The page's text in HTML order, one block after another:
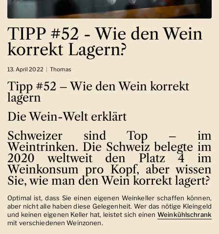
TIPP #52 - Wie den Wein
korrekt Lagern?
13. April 2022 Thomas
Tipp #52 – Wie den Wein korrekt
lagern
Die Wein-Welt erklärt
Schweizer sind Top – im
Weintrinken. Die Schweiz belegte im
2020 weltweit den Platz 4 im
Weinkonsum pro Kopf, aber wissen
Sie, wie man den Wein korrekt lagert?
Optimal ist, dass Sie einen eigenen Weinkeller schaffen können,
aber nicht alle haben diese Gelegenheit. Wer das nötige Kleingeld
und keinen eigenen Keller hat, leistet sich einenWeinkühlschrank
mit verschiedenen Weinzonen.